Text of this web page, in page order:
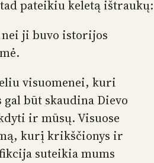
pateikiu keletą ištraukų:
ji buvo istorijos
visuomenei, kuri
būt skaudina Dievo
ir mūsų. Visuose
kurį krikščionys ir
suteikia mums